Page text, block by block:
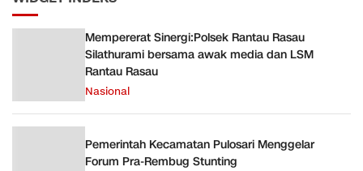
Mempererat Sinergi:Polsek Rantau Rasau
Silathurami bersama awak media dan LSM
Rantau Rasau
Nasional
Pemerintah Kecamatan Pulosari Menggelar
Forum Pra-Rembug Stunting